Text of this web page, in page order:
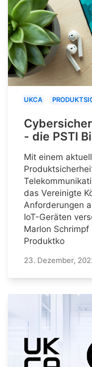
UKCA
- die PSTI
Mit einem
das Vereinigte
Anforderungen
IoT-Geräten
Marlon
Produktko
23. Dezember,